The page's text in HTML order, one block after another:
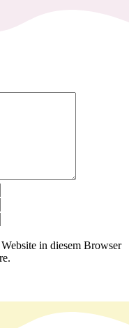
in diesem Browser